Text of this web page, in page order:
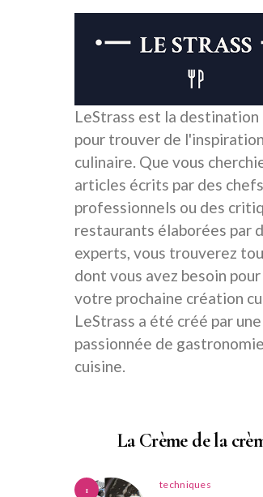
LeStrass est la destination
pour trouver de l'inspiration
culinaire. Que vous
articles écrits par des chefs
professionnels ou des
restaurants élaborées par
experts, vous trouverez
dont vous avez besoin
votre prochaine création
LeStrass a été créé par
passionnée de
cuisine.
La Crème de la
1 techniques